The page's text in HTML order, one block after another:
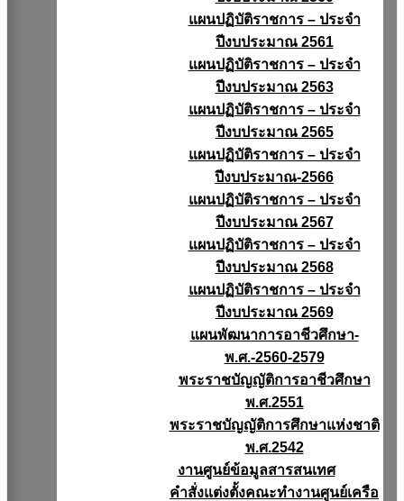
แผนปฏิบัติราชการ – ประจำ
ปีงบประมาณ 2561
แผนปฏิบัติราชการ – ประจำ
ปีงบประมาณ 2563
แผนปฏิบัติราชการ – ประจำ
ปีงบประมาณ 2565
แผนปฏิบัติราชการ – ประจำ
ปีงบประมาณ-2566
แผนปฏิบัติราชการ – ประจำ
ปีงบประมาณ 2567
แผนปฏิบัติราชการ – ประจำ
ปีงบประมาณ 2568
แผนปฏิบัติราชการ – ประจำ
ปีงบประมาณ 2569
แผนพัฒนาการอาชีวศึกษา-
พ.ศ.-2560-2579
พระราชบัญญัติการอาชีวศึกษา
พ.ศ.2551
พระราชบัญญัติการศึกษาแห่งชาติ
พ.ศ.2542
งานศูนย์ข้อมูลสารสนเทศ
คำสั่งแต่งตั้งคณะทำงานศูนย์เครือ